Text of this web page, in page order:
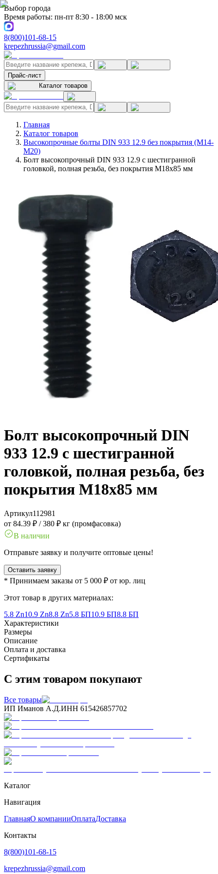
Выбор города
Время работы: пн-пт 8:30 - 18:00 мск
8(800)101-68-15
krepezhrussia@gmail.com
Прайс-лист
Каталог товаров
Главная
Каталог товаров
Высокопрочные болты DIN 933 12.9 без покрытия (M14-
M20)
Болт высокопрочный DIN 933 12.9 с шестигранной
головкой, полная резьба, без покрытия M18x85 мм
Болт высокопрочный DIN
933 12.9 с шестигранной
головкой, полная резьба, без
покрытия M18x85 мм
Артикул112981
от 84.39 ₽ /380 ₽ кг (промфасовка)
В наличии
Отправьте заявку и получите оптовые цены!
Оставить заявку
* Принимаем заказы от 5 000 ₽ от юр. лиц
Этот товар в других материалах:
5.8 Zn10.9 Zn8.8 Zn5.8 БП10.9 БП8.8 БП
Характеристики
Размеры
Описание
Оплата и доставка
Сертификаты
С этим товаром покупают
Все товары
ИП Иманов А.Д.ИНН 615426857702
Каталог
Навигация
ГлавнаяО компанииОплатаДоставка
Контакты
8(800)101-68-15
krepezhrussia@gmail.com